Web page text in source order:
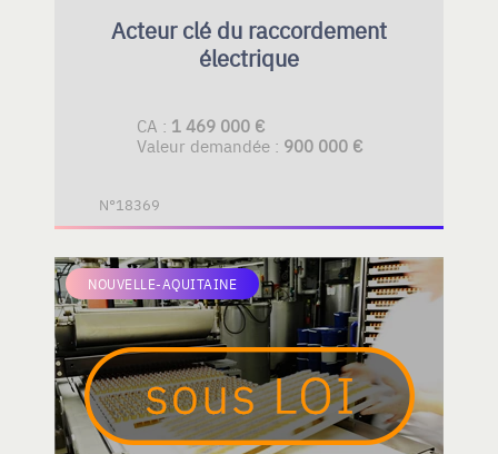
Acteur clé du raccordement
électrique
CA : 1 469 000 €
Valeur demandée : 900 000 €
N°18369
NOUVELLE-AQUITAINE